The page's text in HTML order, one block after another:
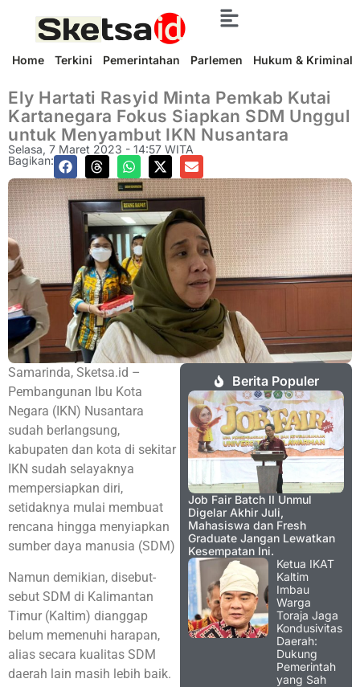
Home Terkini Pemerintahan Parlemen Hukum & Kriminal
Ely Hartati Rasyid Minta Pemkab Kutai
Kartanegara Fokus Siapkan SDM Unggul
untuk Menyambut IKN Nusantara
Selasa, 7 Maret 2023 - 14:57 WITA
Bagikan:
Samarinda, Sketsa.id –
Pembangunan Ibu Kota
Negara (IKN) Nusantara
sudah berlangsung,
kabupaten dan kota di sekitar
IKN sudah selayaknya
mempersiapkan diri,
setidaknya mulai membuat
rencana hingga menyiapkan
sumber daya manusia (SDM)
Namun demikian, disebut-
sebut SDM di Kalimantan
Timur (Kaltim) dianggap
belum memenuhi harapan,
alias secara kualitas SDM
daerah lain masih lebih baik.
Berita Populer
Job Fair Batch II Unmul
Digelar Akhir Juli,
Mahasiswa dan Fresh
Graduate Jangan Lewatkan
Kesempatan Ini.
Ketua IKAT
Kaltim
Imbau
Warga
Toraja Jaga
Kondusivitas
Daerah:
Dukung
Pemerintah
yang Sah